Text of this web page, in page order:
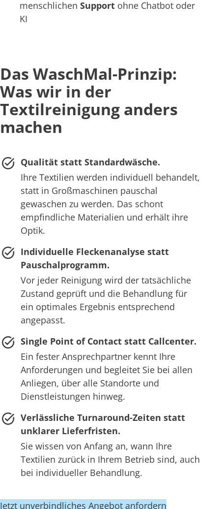
menschlichen Support ohne Chatbot oder
KI
Das WaschMal-Prinzip:
Was wir in der
Textilreinigung anders
machen
Qualität statt Standardwäsche.
Ihre Textilien werden individuell behandelt,
statt in Großmaschinen pauschal
gewaschen zu werden. Das schont
empfindliche Materialien und erhält ihre
Optik.
Individuelle Fleckenanalyse statt
Pauschalprogramm.
Vor jeder Reinigung wird der tatsächliche
Zustand geprüft und die Behandlung für
ein optimales Ergebnis entsprechend
angepasst.
Single Point of Contact statt Callcenter.
Ein fester Ansprechpartner kennt Ihre
Anforderungen und begleitet Sie bei allen
Anliegen, über alle Standorte und
Dienstleistungen hinweg.
Verlässliche Turnaround-Zeiten statt
unklarer Lieferfristen.
Sie wissen von Anfang an, wann Ihre
Textilien zurück in Ihrem Betrieb sind, auch
bei individueller Behandlung.
Jetzt unverbindliches Angebot anfordern